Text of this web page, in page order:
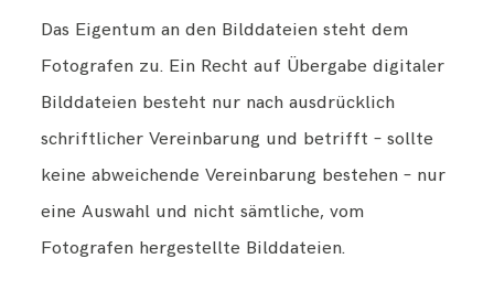
Das Eigentum an den Bilddateien steht dem
Fotografen zu. Ein Recht auf Übergabe digitaler
Bilddateien besteht nur nach ausdrücklich
schriftlicher Vereinbarung und betrifft – sollte
keine abweichende Vereinbarung bestehen – nur
eine Auswahl und nicht sämtliche, vom
Fotografen hergestellte Bilddateien.